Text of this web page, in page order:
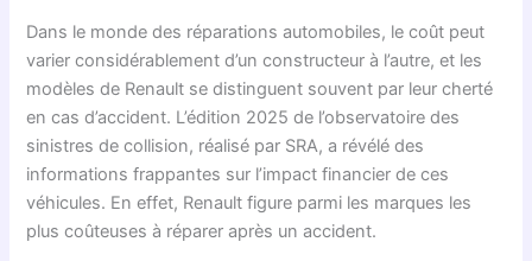
Dans le monde des réparations automobiles, le coût peut
varier considérablement d’un constructeur à l’autre, et les
modèles de Renault se distinguent souvent par leur cherté
en cas d’accident. L’édition 2025 de l’observatoire des
sinistres de collision, réalisé par SRA, a révélé des
informations frappantes sur l’impact financier de ces
véhicules. En effet, Renault figure parmi les marques les
plus coûteuses à réparer après un accident.